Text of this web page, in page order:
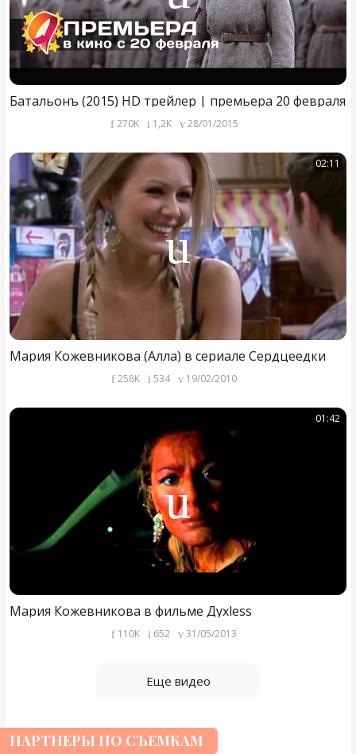
Батальонъ (2015) HD трейлер | премьера 20 февраля
270K 1,2K 28/01/2015
02:11
Мария Кожевникова (Алла) в сериале Сердцеедки
258K 534 19/02/2010
01:42
Мария Кожевникова в фильме Духless
110K 652 31/05/2013
Еще видео
ПАРТНЕРЫ ПО СЪЕМКАМ